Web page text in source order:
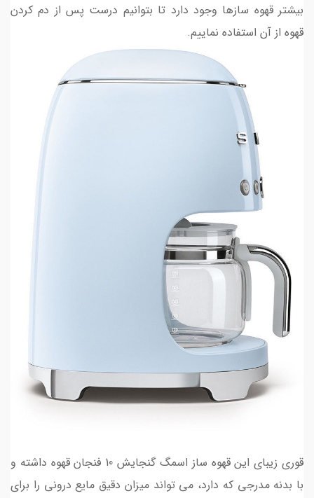
بیشتر قهوه سازها وجود دارد تا بتوانیم درست پس از دم کردن
قهوه از آن استفاده نماییم.
قوری زیبای این قهوه ساز اسمگ گنجایش 10 فنجان قهوه داشته و
با بدنه مدرجی که دارد، می تواند میزان دقیق مایع درونی را برای